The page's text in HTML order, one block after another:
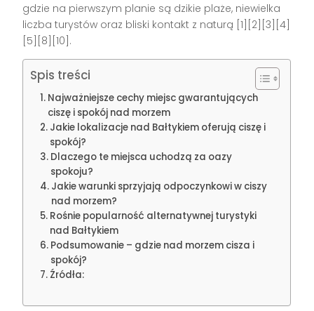
gdzie na pierwszym planie są dzikie plaże, niewielka
liczba turystów oraz bliski kontakt z naturą [1][2][3][4]
[5][8][10].
Spis treści
Najważniejsze cechy miejsc gwarantujących
ciszę i spokój nad morzem
Jakie lokalizacje nad Bałtykiem oferują ciszę i
spokój?
Dlaczego te miejsca uchodzą za oazy
spokoju?
Jakie warunki sprzyjają odpoczynkowi w ciszy
nad morzem?
Rośnie popularność alternatywnej turystyki
nad Bałtykiem
Podsumowanie – gdzie nad morzem cisza i
spokój?
Źródła: